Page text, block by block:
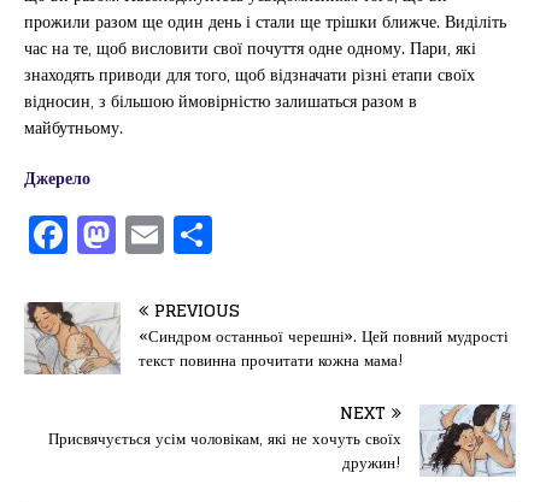
прожили разом ще один день і стали ще трішки ближче. Виділіть
час на те, щоб висловити свої почуття одне одному. Пари, які
знаходять приводи для того, щоб відзначати різні етапи своїх
відносин, з більшою ймовірністю залишаться разом в
майбутньому.
Джерело
F
a
c
e
b
o
o
M
a
st
o
d
o
n
E
m
ai
l
іл
и
т
ис
я
PREVIOUS
«Синдром останньої черешні». Цей повний мудрості
текст повинна прочитати кожна мама!
NEXT
Присвячується усім чоловікам, які не хочуть своїх
дружин!